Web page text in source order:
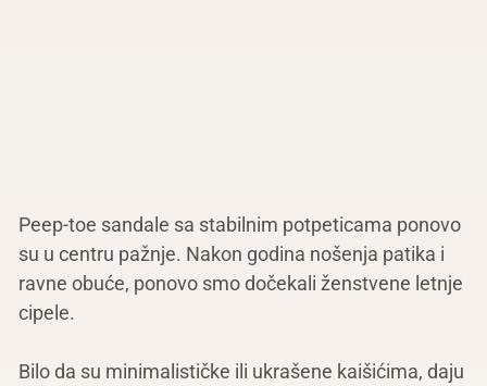
Peep-toe sandale sa stabilnim potpeticama ponovo
su u centru pažnje. Nakon godina nošenja patika i
ravne obuće, ponovo smo dočekali ženstvene letnje
cipele.
Bilo da su minimalističke ili ukrašene kaišićima, daju